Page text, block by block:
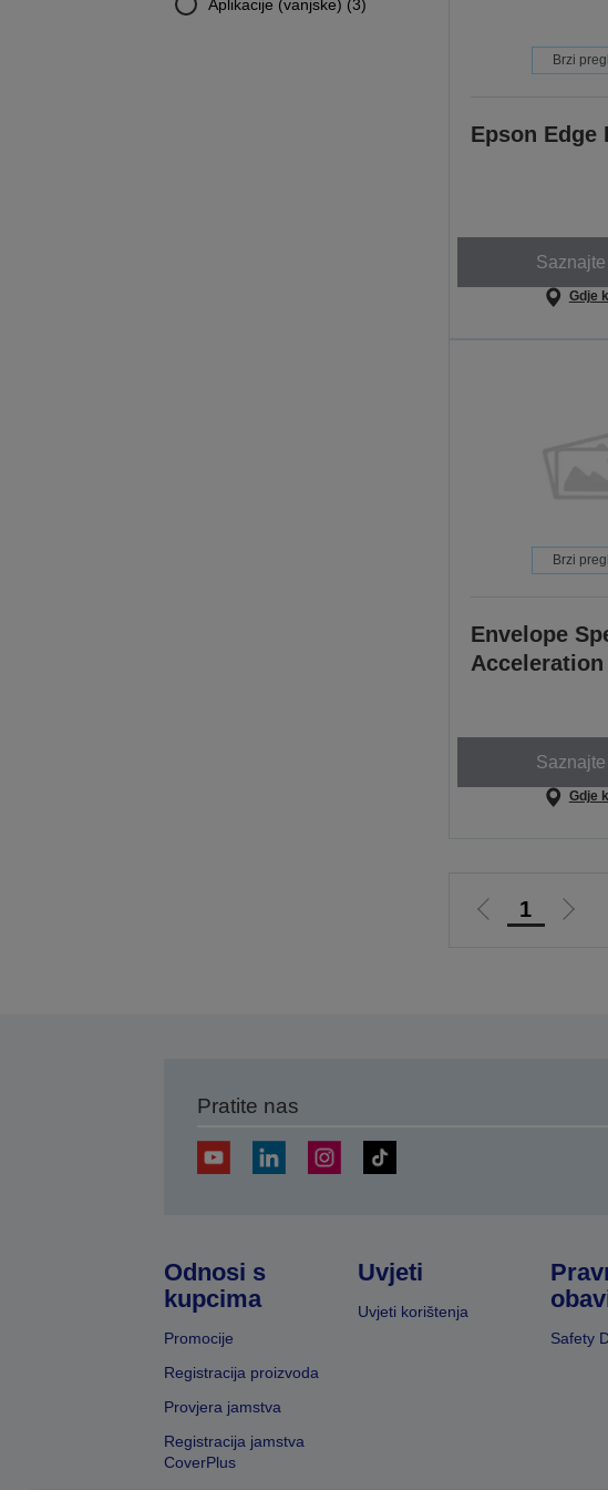
Aplikacije (vanjske) (3)
Brzi
Epson Edge
Gdje
Brzi
Envelope
Acceleration
Gdje
Idi
1
Idi
Pratite nas
Odnosi s
kupcima
Promocije
Registracija proizvoda
Provjera jamstva
Registracija jamstva
CoverPlus
Uvjeti
Uvjeti korištenja
Safety